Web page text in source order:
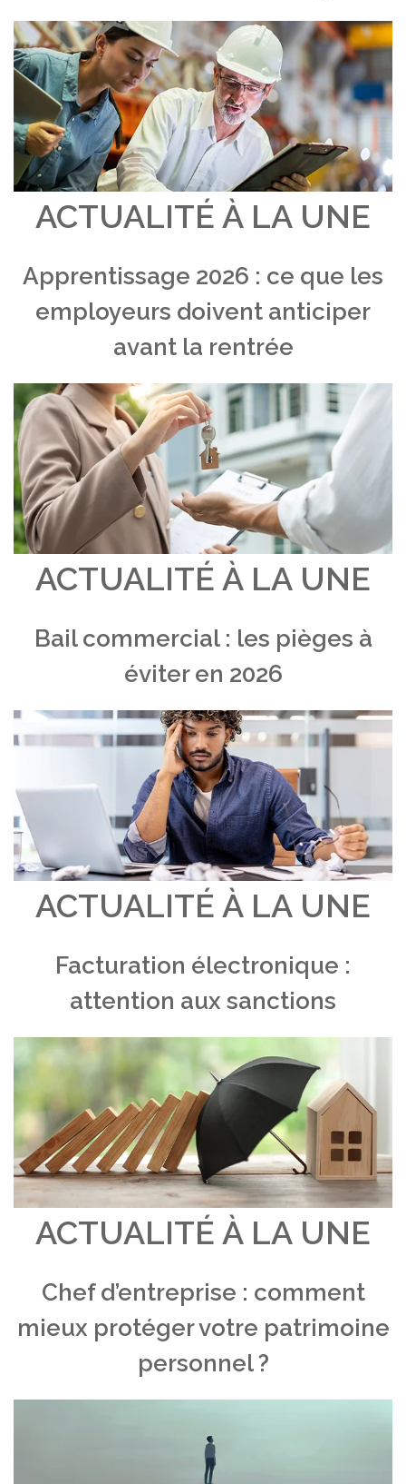
ACTUALITÉ À LA UNE
Apprentissage 2026 : ce que les
employeurs doivent anticiper
avant la rentrée
ACTUALITÉ À LA UNE
Bail commercial : les pièges à
éviter en 2026
ACTUALITÉ À LA UNE
Facturation électronique :
attention aux sanctions
ACTUALITÉ À LA UNE
Chef d’entreprise : comment
mieux protéger votre patrimoine
personnel ?